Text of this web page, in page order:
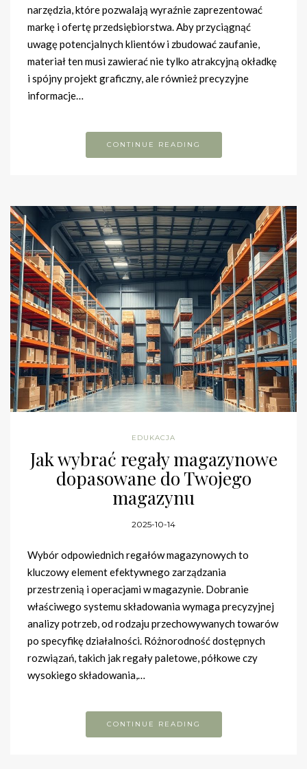
narzędzia, które pozwalają wyraźnie zaprezentować
markę i ofertę przedsiębiorstwa. Aby przyciągnąć
uwagę potencjalnych klientów i zbudować zaufanie,
materiał ten musi zawierać nie tylko atrakcyjną okładkę
i spójny projekt graficzny, ale również precyzyjne
informacje…
CONTINUE READING
EDUKACJA
Jak wybrać regały magazynowe
dopasowane do Twojego
magazynu
2025-10-14
Wybór odpowiednich regałów magazynowych to
kluczowy element efektywnego zarządzania
przestrzenią i operacjami w magazynie. Dobranie
właściwego systemu składowania wymaga precyzyjnej
analizy potrzeb, od rodzaju przechowywanych towarów
po specyfikę działalności. Różnorodność dostępnych
rozwiązań, takich jak regały paletowe, półkowe czy
wysokiego składowania,…
CONTINUE READING